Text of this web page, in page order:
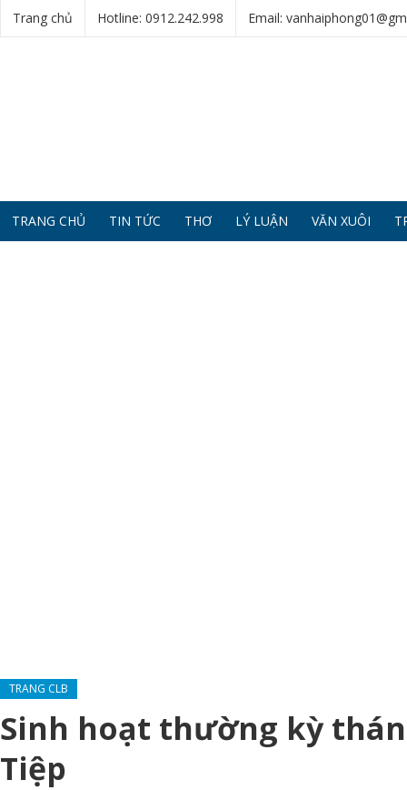
Trang chủ Hotline: 0912.242.998 Email:
TRANG CHỦ TIN TỨC THƠ LÝ LUẬN VĂN XUÔI
TRANG CLB
Sinh hoạt thường kỳ
Tiệp